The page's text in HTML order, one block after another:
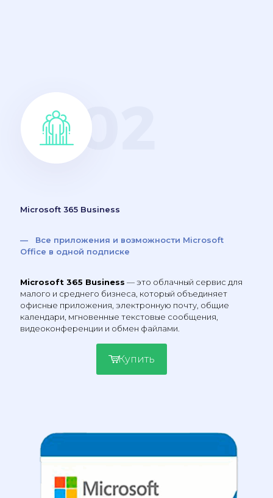
Microsoft 365 Business
— Все приложения и возможности Microsoft
Office в одной подписке
Microsoft 365 Business — это облачный сервис для
малого и среднего бизнеса, который объединяет
офисные приложения, электронную почту, общие
календари, мгновенные текстовые сообщения,
видеоконференции и обмен файлами.
Купить